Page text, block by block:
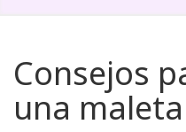
Consejos
una maleta